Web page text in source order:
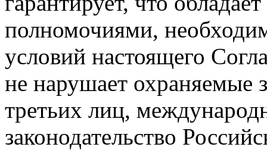
полномочиями,
условий настоящего
не нарушает охраняемые
третьих лиц,
законодательство